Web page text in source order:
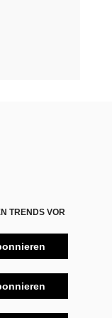
TRENDS VOR